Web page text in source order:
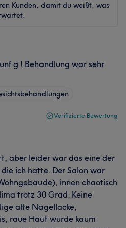
Kunden, damit du weißt, was
g ! Behandlung war sehr
Verifizierte Bewertung
aber leider war das eine der
ich hatte. Der Salon war
innen chaotisch
trotz 30 Grad. Keine
alte Nagellacke,
raue Haut wurde kaum